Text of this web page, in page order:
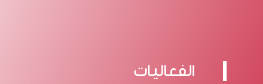
الفعاليات